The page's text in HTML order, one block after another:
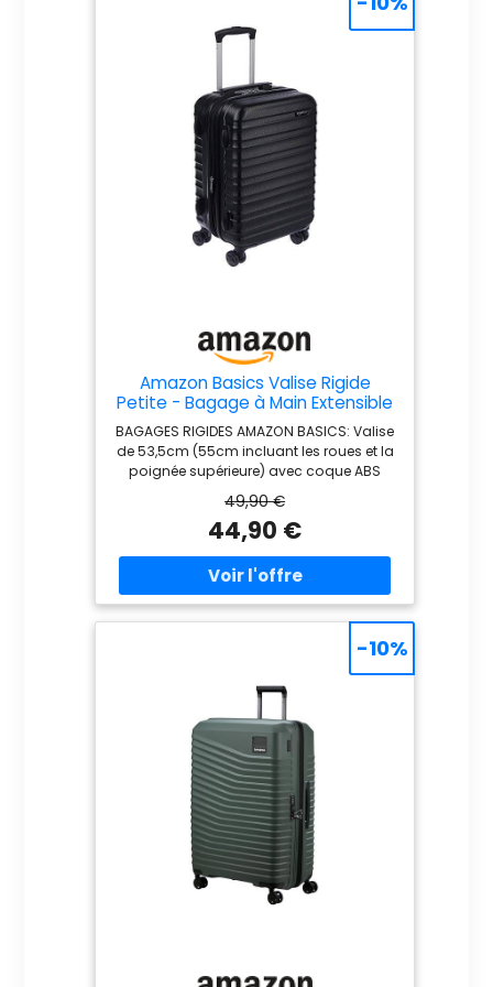
étiquette d'identification
SpeedThru avec doublure
orange pour vous informer
visuellement que la poche est
ouverte
Amazon Basics Valise Rigide
Petite - Bagage à Main Extensible
ABS avec 4 Roulettes Doubles
Pivotantes - Résistante aux
Rayures et Légère - 55 x 37,5 x
25,5cm - Noir
BAGAGES RIGIDES AMAZON BASICS: Valise
de 53,5cm (55cm incluant les roues et la
poignée supérieure) avec coque ABS
extra épaisse et finition résistante aux
rayures, avec 4 roulettes doubles
pivotantes pour une mobilité optimale,
extensible offre jusqu'à 25% de capacité
éclair solides et une poignée
télescopique pour une manœuvre
confortable (s'étend jusqu'à 54,5cm).
ORGANISATION: Petite valise avec un
intérieur entièrement doublé et un
séparateur, organisateur intérieur en
polyester 150D avec 3 poches à fermeture
éclair. Dimensions totales (roulettes
comprises): 55,3 x 37,35 x 24,6 cm (H x L x
L)
49,90 €
44,90 €
-10%